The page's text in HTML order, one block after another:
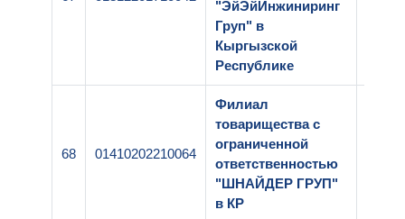
"ЭйЭйИнжиниринг
Груп" в
Кыргызской
Республике
68 01410202210064
Филиал
товарищества с
ограниченной
ответственностью
"ШНАЙДЕР ГРУП"
в КР